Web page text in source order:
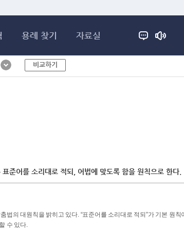
용례 찾기 자료실
비교하기
준어를 소리대로 적되, 어법에 맞도록 함을 원칙으로 한다.
법의 대원칙을 밝히고 있다. “표준어를 소리대로 적되”가 기본 원칙
수 있다.